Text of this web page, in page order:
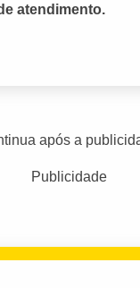
atendimento.
após a
Publicidade